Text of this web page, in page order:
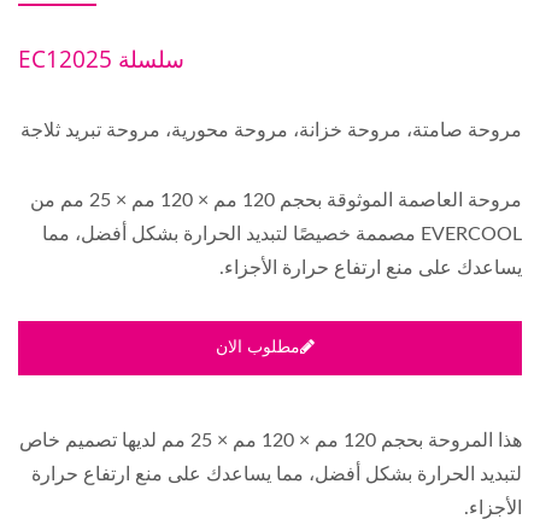
سلسلة EC12025
مروحة صامتة، مروحة خزانة، مروحة محورية، مروحة تبريد ثلاجة
مروحة العاصمة الموثوقة بحجم 120 مم × 120 مم × 25 مم من
EVERCOOL مصممة خصيصًا لتبديد الحرارة بشكل أفضل، مما
يساعدك على منع ارتفاع حرارة الأجزاء.
مطلوب الان
هذا المروحة بحجم 120 مم × 120 مم × 25 مم لديها تصميم خاص
لتبديد الحرارة بشكل أفضل، مما يساعدك على منع ارتفاع حرارة
الأجزاء.